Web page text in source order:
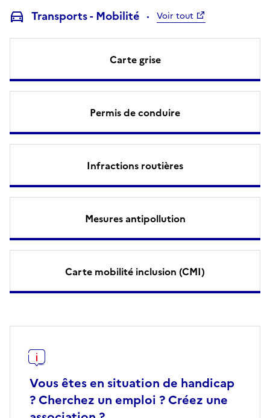
Transports - Mobilité Voir tout
Carte grise
Permis de conduire
Infractions routières
Mesures antipollution
Carte mobilité inclusion (CMI)
Vous êtes en situation de handicap
? Cherchez un emploi ? Créez une